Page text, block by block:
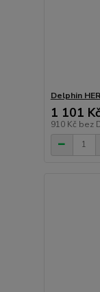
Delphin
1 101 Kč
910 Kč bez